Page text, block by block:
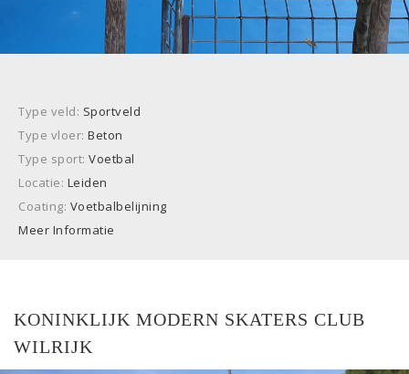
Type veld: Sportveld
Type vloer: Beton
Type sport: Voetbal
Locatie: Leiden
Coating: Voetbalbelijning
Meer Informatie
KONINKLIJK MODERN SKATERS CLUB
WILRIJK